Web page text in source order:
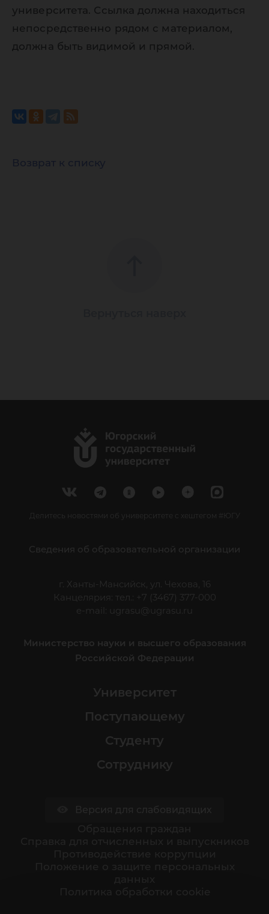
университета. Ссылка должна находиться
непосредственно рядом с материалом,
должна быть видимой и прямой.
Возврат к списку
Делитесь новостями об университете с хештегом #ЮГУ
Сведения об образовательной организации
г. Ханты-Мансийск, ул. Чехова, 16
Канцелярия: тел.: +7 (3467) 377-000
e-mail:
ugrasu@ugrasu.ru
Министерство науки и высшего образования
Российской Федерации
Университет
Поступающему
Студенту
Сотруднику